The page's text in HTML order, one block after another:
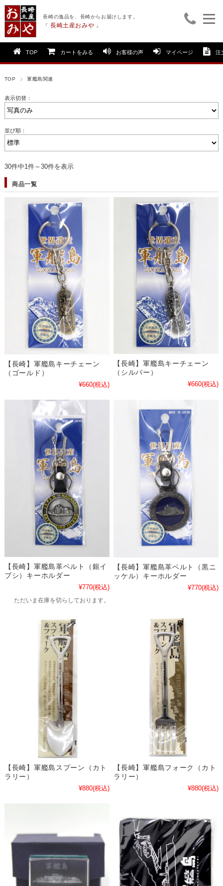
長崎の逸品を、長崎からお届けします。
『 長崎土産おみや 』
TOP カートをみる お客様の声 マイページ 注
TOP 軍艦島関連
表示切替：
並び順：
30件中1件～30件を表示
商品一覧
【長崎】軍艦島キーチェーン
（ゴールド）
¥660(税込)
【長崎】軍艦島キーチェーン
（シルバー）
¥660(税込)
【長崎】軍艦島革ベルト（銀イ
ブシ）キーホルダー
¥770(税込)
ただいま在庫を切らしております。
【長崎】軍艦島革ベルト（黒ニ
ッケル）キーホルダー
¥770(税込)
【長崎】軍艦島スプーン（カト
ラリー）
¥880(税込)
【長崎】軍艦島フォーク（カト
ラリー）
¥880(税込)